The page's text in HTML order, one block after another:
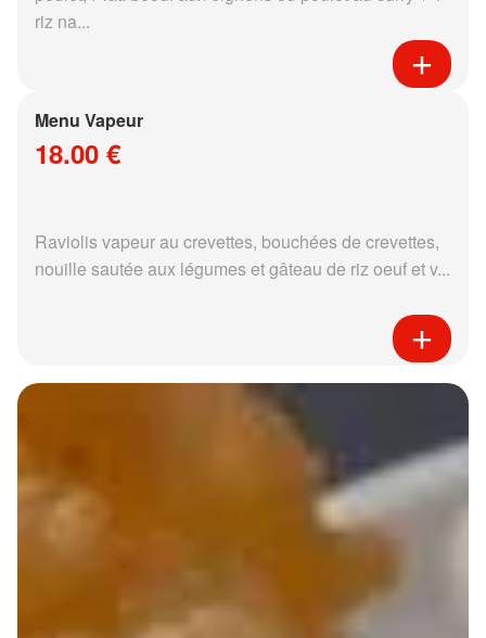
riz na...
Menu Vapeur
18.00 €
Raviolis vapeur au crevettes, bouchées de crevettes,
nouille sautée aux légumes et gâteau de riz oeuf et v...